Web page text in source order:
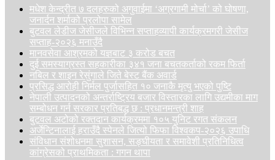
मधेश केन्द्रीत ७ दलहरुको अगुवाईमा ‘अग्रगामी मोर्चा’ को घोषणा,
जनार्दन शर्माको प्रलोपा सामेल
बुटवल लेडीज जेसीजले विभिन्न सप्ताहव्यापी कार्यक्रमगरी जेसीज
सप्ताह-२०२६ मनाउँदै
मानवसेवा आश्रमको यज्ञबाट ३ करोड बचत
दुई समस्याग्रस्त सहकारीका ३४१ जना बचतकर्ताको रकम फिर्ता
नबिल र शाइन रेसुंगाले जिते बेस्ट बैंक अवार्ड
प्रसिद्ध आरोही निर्मल पुर्जासहित १० जनाकै मृत्यु भएको पुष्टि
नेपाली उत्पादनको अन्तर्राष्ट्रिय बजार विस्तारका लागि उद्यमीका माग
सम्बोधन गर्न सरकार प्रतिबद्ध छ : प्रधानमन्त्री शाह
बुटवल अटोको रक्तदान कार्यक्रममा १०५ युनिट रगत संकलन
अर्जेन्टिनालाई हराउँदै स्पेनले जित्यो फिफा विश्वकप-२०२६ उपाधि
संविधान संशोधनमा सुशासन, सङ्घीयता र समावेशी प्रतिनिधित्व
कांग्रेसको प्राथमिकता : गगन थापा